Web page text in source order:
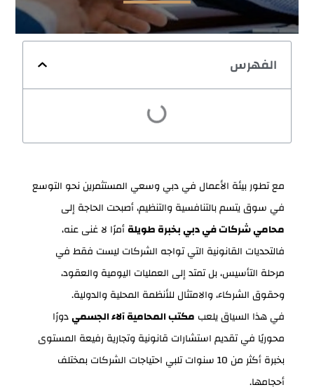
الفهرس
مع تطور بيئة الأعمال في دبي وسعي المستثمرين نحو التوسع
في سوق يتسم بالتنافسية والتنظيم، أصبحت الحاجة إلى
محامي شركات في دبي بخبرة طويلةأمرًا لا غنى عنه،
فالتحديات القانونية التي تواجه الشركات ليست فقط في
مرحلة التأسيس، بل تمتد إلى العمليات اليومية والعقود،
وحقوق الشركاء، والامتثال للأنظمة المحلية والدولية.
في هذا السياق يلعب مكتب المحامية آلاء الجسميدورًا
محوريًا في تقديم استشارات قانونية وتجارية رفيعة المستوى
بخبرة أكثر من 10 سنوات تلبي احتياجات الشركات بمختلف
أحجامها.